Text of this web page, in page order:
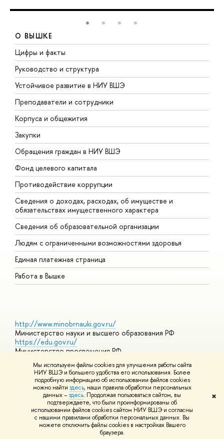
Мы используем файлы cookies для улучшения работы сайта
НИУ ВШЭ и большего удобства его использования. Более
подробную информацию об использовании файлов cookies
можно найти здесь, наши правила обработки персональных
данных –здесь. Продолжая пользоваться сайтом, вы
подтверждаете, что были проинформированы об
использовании файлов cookies сайтом НИУ ВШЭ и согласны
с нашими правилами обработки персональных данных. Вы
можете отключить файлы cookies в настройках Вашего
браузера.
✖
О ВЫШКЕ
Цифры и факты
Руководство и структура
Устойчивое развитие в НИУ ВШЭ
Преподаватели и сотрудники
Корпуса и общежития
Закупки
Обращения граждан в НИУ ВШЭ
Фонд целевого капитала
Противодействие коррупции
Сведения о доходах, расходах, об имуществе и
обязательствах имущественного характера
Сведения об образовательной организации
Людям с ограниченными возможностями здоровья
Единая платежная страница
Работа в Вышке
http://www.minobrnauki.gov.ru/
Министерство науки и высшего образования РФ
https://edu.gov.ru/
Министерство просвещения РФ
https://elearning.hse.ru/mooc
Массовые открытые онлайн-курсы
© НИУ ВШЭ 1993–2026 Адреса и контактыУсловия
использования материалов Политика конфиденциальности
Шрифты HSE Sans и HSE Slab разработаны вШколе дизайна НИУ